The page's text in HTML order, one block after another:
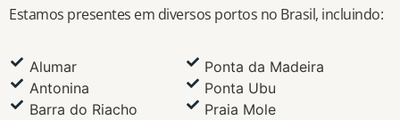
Estamos presentes em diversos portos no Brasil, incluindo:
Alumar
Antonina
Barra do Riacho
Ponta da Madeira
Ponta Ubu
Praia Mole